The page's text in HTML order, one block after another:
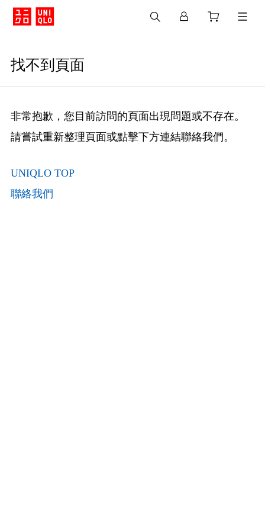
找不到頁面
非常抱歉，您目前訪問的頁面出現問題或不存在。
請嘗試重新整理頁面或點擊下方連結聯絡我們。
UNIQLO TOP
聯絡我們